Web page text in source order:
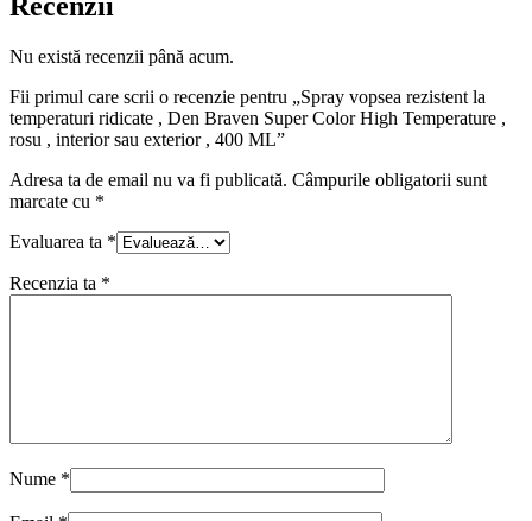
Nu există recenzii până acum.
Fii primul care scrii o recenzie pentru „Spray vopsea rezistent la
temperaturi ridicate , Den Braven Super Color High Temperature ,
rosu , interior sau exterior , 400 ML”
Adresa ta de email nu va fi publicată. Câmpurile obligatorii sunt
marcate cu *
Evaluarea ta *
Recenzia ta *
Nume *